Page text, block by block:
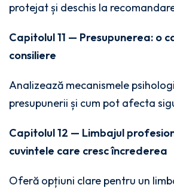
protejat și deschis la
Capitolul 11 — Presupunerea: o
consiliere
Analizează mecanismele
presupunerii și cum pot afecta
Capitolul 12 — Limbajul
cuvintele care cresc încrederea
Oferă opțiuni clare pentru un